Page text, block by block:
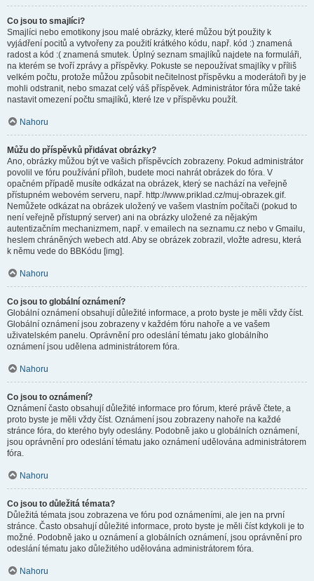
Co jsou to smajlíci?
Smajlíci nebo emotikony jsou malé obrázky, které můžou být použity k
vyjádření pocitů a vytvořeny za použití krátkého kódu, např. kód :) znamená
radost a kód :( znamená smutek. Úplný seznam smajlíků najdete na formuláři,
na kterém se tvoří zprávy a příspěvky. Pokuste se nepoužívat smajlíky v příliš
velkém počtu, protože můžou způsobit nečitelnost příspěvku a moderátoři by je
mohli odstranit, nebo smazat celý váš příspěvek. Administrátor fóra může také
nastavit omezení počtu smajlíků, které lze v příspěvku použít.
Nahoru
Můžu do příspěvků přidávat obrázky?
Ano, obrázky můžou být ve vašich příspěvcích zobrazeny. Pokud administrátor
povolil ve fóru používání příloh, budete moci nahrát obrázek do fóra. V
opačném případě musíte odkázat na obrázek, který se nachází na veřejně
přístupném webovém serveru, např. http://www.priklad.cz/muj-obrazek.gif.
Nemůžete odkázat na obrázek uložený ve vašem vlastním počítači (pokud to
není veřejně přístupný server) ani na obrázky uložené za nějakým
autentizačním mechanizmem, např. v emailech na seznamu.cz nebo v Gmailu,
heslem chráněných webech atd. Aby se obrázek zobrazil, vložte adresu, která
k němu vede do BBKódu [img].
Nahoru
Co jsou to globální oznámení?
Globální oznámení obsahují důležité informace, a proto byste je měli vždy číst.
Globální oznámení jsou zobrazeny v každém fóru nahoře a ve vašem
uživatelském panelu. Oprávnění pro odeslání tématu jako globálního
oznámení jsou udělena administrátorem fóra.
Nahoru
Co jsou to oznámení?
Oznámení často obsahují důležité informace pro fórum, které právě čtete, a
proto byste je měli vždy číst. Oznámení jsou zobrazeny nahoře na každé
stránce fóra, do kterého byly odeslány. Podobně jako u globálních oznámení,
jsou oprávnění pro odeslání tématu jako oznámení udělována administrátorem
fóra.
Nahoru
Co jsou to důležitá témata?
Důležitá témata jsou zobrazena ve fóru pod oznámeními, ale jen na první
stránce. Často obsahují důležité informace, proto byste je měli číst kdykoli je to
možné. Podobně jako u oznámení a globálních oznámení, jsou oprávnění pro
odeslání tématu jako důležitého udělována administrátorem fóra.
Nahoru